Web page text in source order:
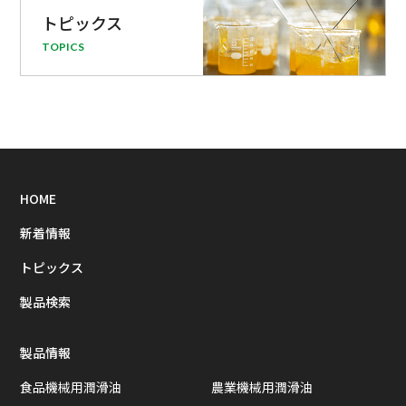
トピックス
TOPICS
HOME
新着情報
トピックス
製品検索
製品情報
食品機械用潤滑油
農業機械用潤滑油